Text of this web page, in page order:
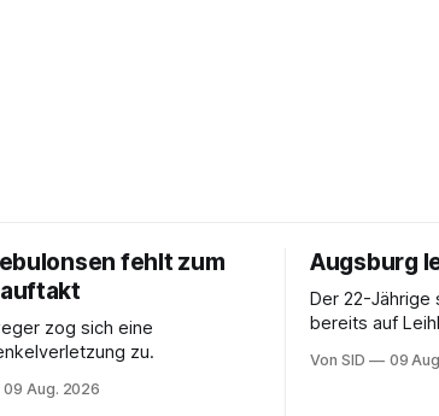
fehlt zum
zog sich eine
zu.
09 Aug. 2026
Augsburg
Der 22-Jährige
bereits auf
Von SID 09